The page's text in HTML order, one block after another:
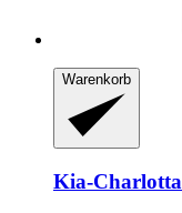
Warenkorb
Kia-Charlotta